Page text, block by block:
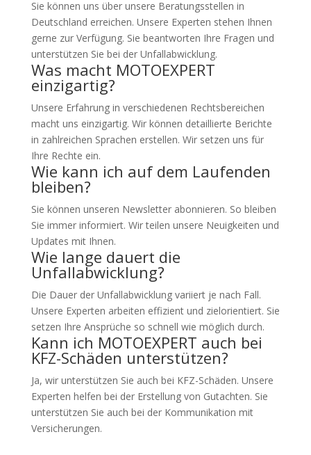
Sie können uns über unsere Beratungsstellen in
Deutschland erreichen. Unsere Experten stehen Ihnen
gerne zur Verfügung. Sie beantworten Ihre Fragen und
unterstützen Sie bei der Unfallabwicklung.
Was macht MOTOEXPERT
einzigartig?
Unsere Erfahrung in verschiedenen Rechtsbereichen
macht uns einzigartig. Wir können detaillierte Berichte
in zahlreichen Sprachen erstellen. Wir setzen uns für
Ihre Rechte ein.
Wie kann ich auf dem Laufenden
bleiben?
Sie können unseren Newsletter abonnieren. So bleiben
Sie immer informiert. Wir teilen unsere Neuigkeiten und
Updates mit Ihnen.
Wie lange dauert die
Unfallabwicklung?
Die Dauer der Unfallabwicklung variiert je nach Fall.
Unsere Experten arbeiten effizient und zielorientiert. Sie
setzen Ihre Ansprüche so schnell wie möglich durch.
Kann ich MOTOEXPERT auch bei
KFZ-Schäden unterstützen?
Ja, wir unterstützen Sie auch bei KFZ-Schäden. Unsere
Experten helfen bei der Erstellung von Gutachten. Sie
unterstützen Sie auch bei der Kommunikation mit
Versicherungen.